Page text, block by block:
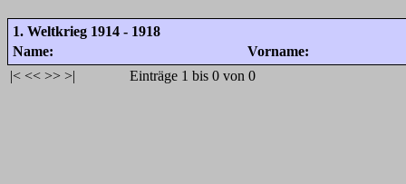
1. Weltkrieg 1914 - 1918
Name:
Vorname:
|< << >> >| Einträge 1 bis 0 von 0